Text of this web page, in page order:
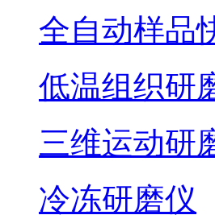
全自动样品
低温组织研
三维运动研
冷冻研磨仪